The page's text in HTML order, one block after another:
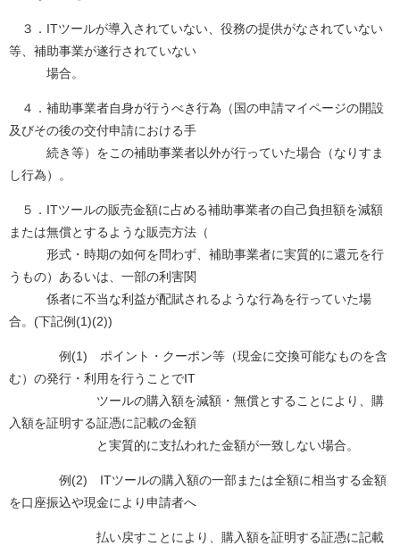
３．ITツールが導入されていない、役務の提供がなされていない
等、補助事業が遂行されていない
場合。​
４．補助事業者自身が行うべき行為（国の申請マイページの開設
及びその後の交付申請における手
続き等）をこの補助事業者以外が行っていた場合（なりすま
し行為）。
５．ITツールの販売金額に占める補助事業者の自己負担額を減額
または無償とするような販売方法（
形式・時期の如何を問わず、補助事業者に実質的に還元を行
うもの）あるいは、一部の利害関
係者に不当な利益が配賦されるような行為を行っていた場
合。(下記例(1)(2))
例(1) ポイント・クーポン等（現金に交換可能なものを含
む）の発行・利用を行うことでIT
ツールの購入額を減額・無償とすることにより、購
入額を証明する証憑に記載の金額
と実質的に支払われた金額が一致しない場合。
例(2) ITツールの購入額の一部または全額に相当する金額
を口座振込や現金により申請者へ
払い戻すことにより、購入額を証明する証憑に記載